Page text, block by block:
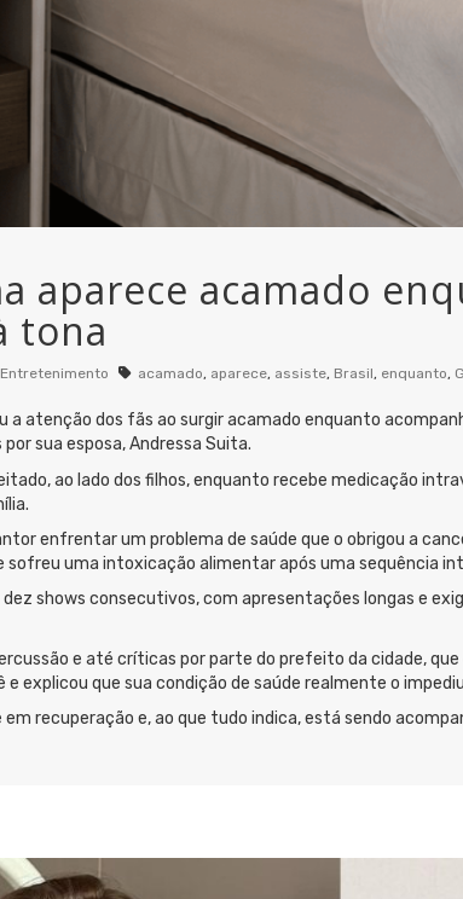
aparece acamado
tona
Entretenimento acamado, aparece, assiste, Brasil, enquanto,
atenção dos fãs ao surgir acamado enquanto
sua esposa, Andressa Suita.
ao lado dos filhos, enquanto recebe medicação
enfrentar um problema de saúde que o obrigou a
sofreu uma intoxicação alimentar após uma sequência
shows consecutivos, com apresentações longas e
e até críticas por parte do prefeito da cidade,
explicou que sua condição de saúde realmente o
recuperação e, ao que tudo indica, está sendo